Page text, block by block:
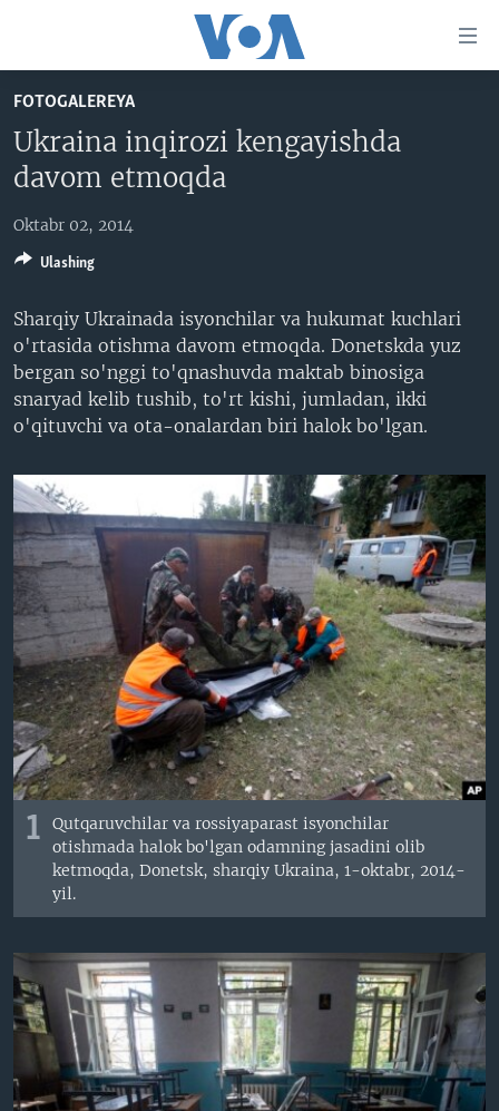
boring
Boshiga
Qidiruvga
o'ting
AMERIKA
MULTIMEDIA
AMERIKA MANZARALARI
XALQARO HAYOT
VASHINGTON CHOYXONASI
MOBIL-SALOM!
VIDEO
XABARLAR SURATLARDA
IJTIMOIY TARMOQLAR
FACEBOOK
YOUTUBE
INSTAGRAM
ODNOKLASSNIKI
TELEGRAM
TWITTER
SOUNDCLOUD
INGLIZ TILI DARSLARI
EDITORIAL
Learning English
VOA
FOTOGALEREYA
Ukraina inqirozi kengayishda
davom etmoqda
Oktabr 02, 2014
Sharqiy Ukrainada isyonchilar va hukumat kuchlari
o'rtasida otishma davom etmoqda. Donetskda yuz
bergan so'nggi to'qnashuvda maktab binosiga
snaryad kelib tushib, to'rt kishi, jumladan, ikki
o'qituvchi va ota-onalardan biri halok bo'lgan.
1
Qutqaruvchilar va rossiyaparast isyonchilar
otishmada halok bo'lgan odamning jasadini olib
ketmoqda, Donetsk, sharqiy Ukraina, 1-oktabr, 2014-
yil.
Ulashing